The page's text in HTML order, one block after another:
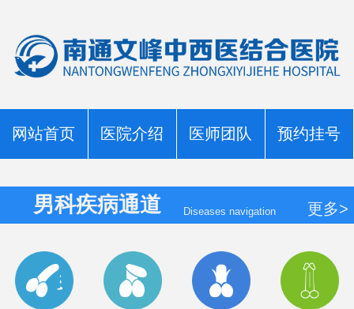
网站首页 医院介绍 医师团队 预约挂号
男科疾病通道 Diseases navigation 更多>